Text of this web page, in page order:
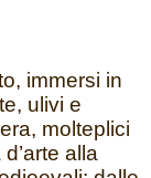
immersi in
ulivi e
molteplici
alla